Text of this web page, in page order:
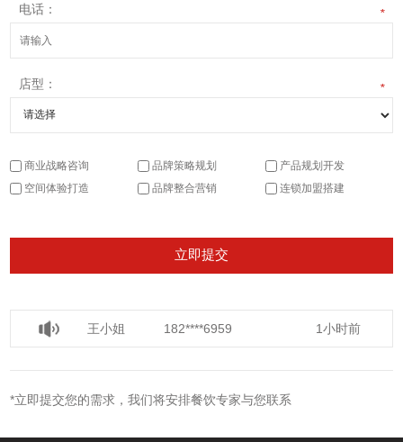
电话： *
店型： *
商业战略咨询 品牌策略规划
产品规划开发
空间体验打造
品牌整合营销 连锁加盟搭建
王小姐 182****6959 1小时前
徐小姐 135****6997
*立即提交您的需求，我们将安排餐饮专家与您联系